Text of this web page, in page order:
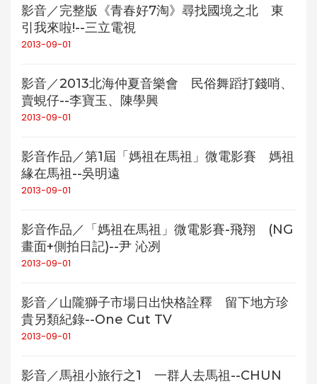
影音／完整版《青春好7淘》尋找國境之北 東
引我來啦!--三立電視
2013-09-01
影音／2013北海仲夏音樂會 民俗舞蹈打錢哨、
賣蜆仔--李寶玉、陳學興
2013-09-01
影音作品／第1屆「媽祖在馬祖」微電影賽 媽祖
緣在馬祖--吳明遠
2013-09-01
影音作品／「媽祖在馬祖」微電影賽-飛翔 (NG
畫面+側拍日記)--尹 沁冽
2013-09-01
影音／山隴獅子市場日出快格詮釋 留下地方珍
貴另類紀錄--One Cut TV
2013-09-01
影音／馬祖小旅行之1 一群人去馬祖--CHUN